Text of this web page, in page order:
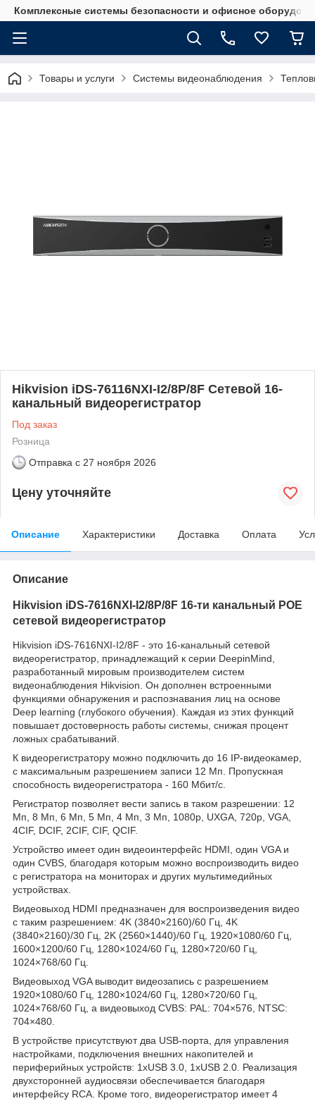
Комплексные системы безопасности и офисное
Товары и услуги Системы видеонаблюдения
Hikvision iDS-76116NXI-I2/8P/8F Сетевой 16-
канальный видеорегистратор
Под заказ
Розница
Отправка с 27 ноября 2026
Цену уточняйте
Описание Характеристики Доставка Оплата
Описание
Hikvision iDS-7616NXI-I2/8P/8F 16-ти канальный POE
сетевой видеорегистратор
Hikvision iDS-7616NXI-I2/8F - это 16-канальный сетевой
видеорегистратор, принадлежащий к серии DeepinMind,
разработанный мировым производителем систем
видеонаблюдения Hikvision. Он дополнен встроенными
функциями обнаружения и распознавания лиц на основе
Deep learning (глубокого обучения). Каждая из этих функций
повышает достоверность работы системы, снижая процент
ложных срабатываний.
К видеорегистратору можно подключить до 16 IP-видеокамер,
с максимальным разрешением записи 12 Мп. Пропускная
способность видеорегистратора - 160 Мбит/с.
Регистратор позволяет вести запись в таком разрешении: 12
Mп, 8 Mп, 6 Mп, 5 Mп, 4 Mп, 3 Mп, 1080p, UXGA, 720p, VGA,
4CIF, DCIF, 2CIF, CIF, QCIF.
Устройство имеет один видеоинтерфейс HDMI, один VGA и
один CVBS, благодаря которым можно воспроизводить видео
с регистратора на мониторах и других мультимедийных
устройствах.
Видеовыход HDMI предназначен для воспроизведения видео
с таким разрешением: 4K (3840×2160)/60 Гц, 4K
(3840×2160)/30 Гц, 2K (2560×1440)/60 Гц, 1920×1080/60 Гц,
1600×1200/60 Гц, 1280×1024/60 Гц, 1280×720/60 Гц,
1024×768/60 Гц.
Видеовыход VGA выводит видеозапись с разрешением
1920×1080/60 Гц, 1280×1024/60 Гц, 1280×720/60 Гц,
1024×768/60 Гц, а видеовыход CVBS: PAL: 704×576, NTSC:
704×480.
В устройстве присутствуют два USB-порта, для управления
настройками, подключения внешних накопителей и
периферийных устройств: 1хUSB 3.0, 1xUSB 2.0. Реализация
двухсторонней аудиосвязи обеспечивается благодаря
интерфейсу RCA. Кроме того, видеорегистратор имеет 4